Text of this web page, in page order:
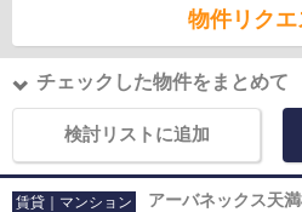
物件リクエ
チェックした物件をまとめて
検討リストに追加
賃貸｜マンション アーバネックス天